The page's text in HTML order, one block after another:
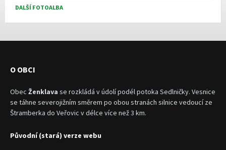
DALŠÍ FOTOALBA
O OBCI
Obec Ženklava se rozkládá v údolí podél potoka Sedlničky. Vesnice
se táhne severojižním směrem po obou stranách silnice vedoucí ze
Štramberka do Veřovic v délce více než 3 km.
Původní (stará) verze webu